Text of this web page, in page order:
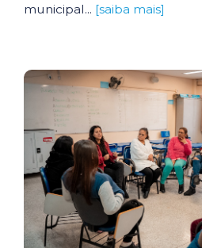
municipal... [saiba mais]